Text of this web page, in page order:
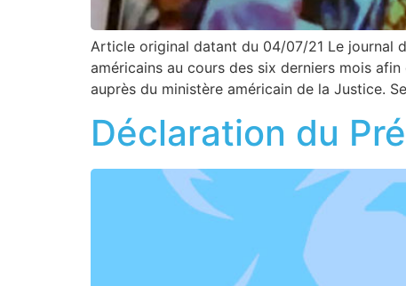
Article original datant du 04/07/21 Le journal
américains au cours des six derniers mois
auprès du ministère américain de la Justice.
Déclaration du